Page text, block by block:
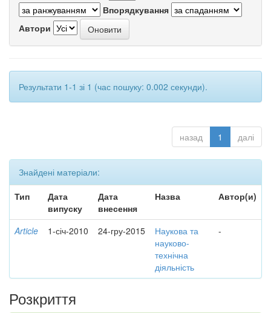
Впорядкування
Автори
Результати 1-1 зі 1 (час пошуку: 0.002 секунди).
назад 1 далі
Знайдені матеріали:
Тип
Дата
випуску
Дата
внесення
Назва Автор(и)
Article 1-січ-2010 24-гру-2015
Наукова та
науково-
технічна
діяльність
-
Розкриття